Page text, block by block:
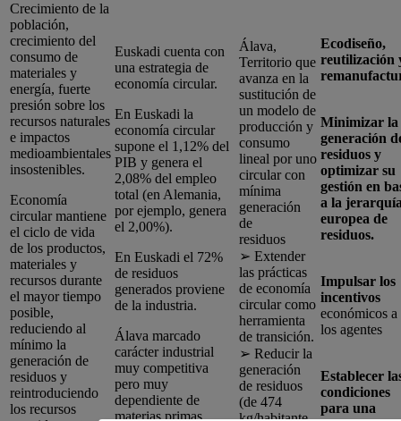
Crecimiento de la
población,
crecimiento del
consumo de
materiales y
energía, fuerte
presión sobre los
recursos naturales
e impactos
medioambientales
insostenibles.
Economía
circular mantiene
el ciclo de vida
de los productos,
materiales y
recursos durante
el mayor tiempo
posible,
reduciendo al
mínimo la
generación de
residuos y
reintroduciendo
los recursos
Euskadi cuenta con
una estrategia de
economía circular.
En Euskadi la
economía circular
supone el 1,12% del
PIB y genera el
2,08% del empleo
total (en Alemania,
por ejemplo, genera
el 2,00%).
En Euskadi el 72%
de residuos
generados proviene
de la industria.
Álava marcado
carácter industrial
muy competitiva
pero muy
dependiente de
materias primas
Álava,
Territorio que
avanza en la
sustitución de
un modelo de
producción y
consumo
lineal por uno
circular con
mínima
generación
de
residuos
➢ Extender
las prácticas
de economía
circular como
herramienta
de transición.
➢ Reducir la
generación
de residuos
(de 474
Ecodiseño,
reutilización
Minimizar la
generación
residuos y
optimizar su
gestión en
a la
europea de
residuos.
Impulsar los
incentivos
económicos a
los agentes
Establecer
condiciones
para una